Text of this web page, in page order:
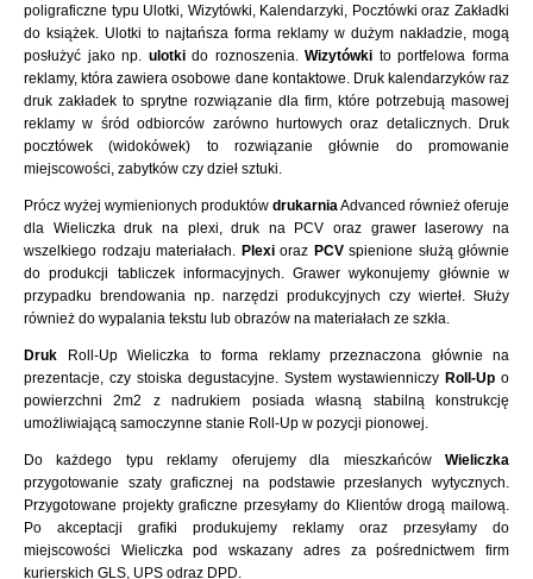
poligraficzne typu Ulotki, Wizytówki, Kalendarzyki, Pocztówki oraz Zakładki
do książek. Ulotki to najtańsza forma reklamy w dużym nakładzie, mogą
posłużyć jako np. ulotkido roznoszenia.Wizytówki to portfelowa forma
reklamy, która zawiera osobowe dane kontaktowe. Druk kalendarzyków raz
druk zakładek to sprytne rozwiązanie dla firm, które potrzebują masowej
reklamy w śród odbiorców zarówno hurtowych oraz detalicznych. Druk
pocztówek (widokówek) to rozwiązanie głównie do promowanie
miejscowości, zabytków czy dzieł sztuki.
Prócz wyżej wymienionych produktów drukarniaAdvanced również oferuje
dla Wieliczka druk na plexi, druk na PCV oraz grawer laserowy na
wszelkiego rodzaju materiałach. Plexioraz PCVspienione służą głównie
do produkcji tabliczek informacyjnych. Grawer wykonujemy głównie w
przypadku brendowania np. narzędzi produkcyjnych czy wierteł. Służy
również do wypalania tekstu lub obrazów na materiałach ze szkła.
Druk Roll-Up Wieliczka to forma reklamy przeznaczona głównie na
prezentacje, czy stoiska degustacyjne. System wystawienniczy Roll-Up o
powierzchni 2m2 z nadrukiem posiada własną stabilną konstrukcję
umożliwiającą samoczynne stanie Roll-Up w pozycji pionowej.
Do każdego typu reklamy oferujemy dla mieszkańców Wieliczka
przygotowanie szaty graficznej na podstawie przesłanych wytycznych.
Przygotowane projekty graficzne przesyłamy do Klientów drogą mailową.
Po akceptacji grafiki produkujemy reklamy oraz przesyłamy do
miejscowości Wieliczka pod wskazany adres za pośrednictwem firm
kurierskich GLS, UPS odraz DPD.